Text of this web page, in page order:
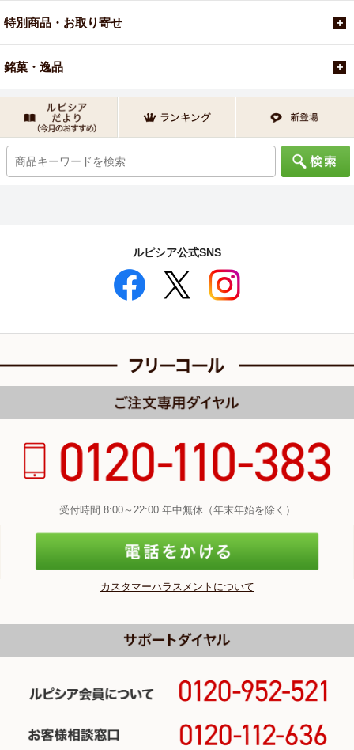
特別商品・お取り寄せ
銘菓・逸品
ルピシア公式SNS
受付時間 8:00～22:00 年中無休（年末年始を除く）
カスタマーハラスメントについて